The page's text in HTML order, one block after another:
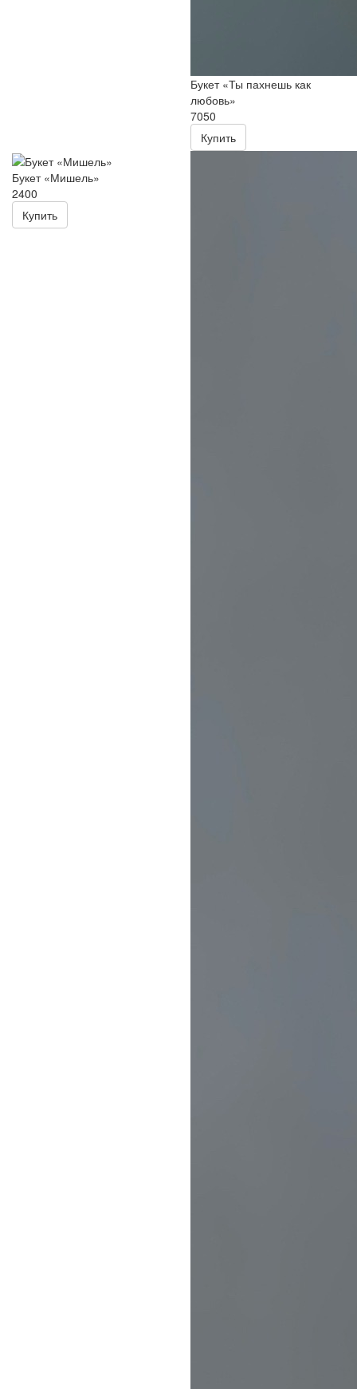
Букет «Ты пахнешь как
любовь»
7050
Купить
Букет «Мишель»
2400
Купить